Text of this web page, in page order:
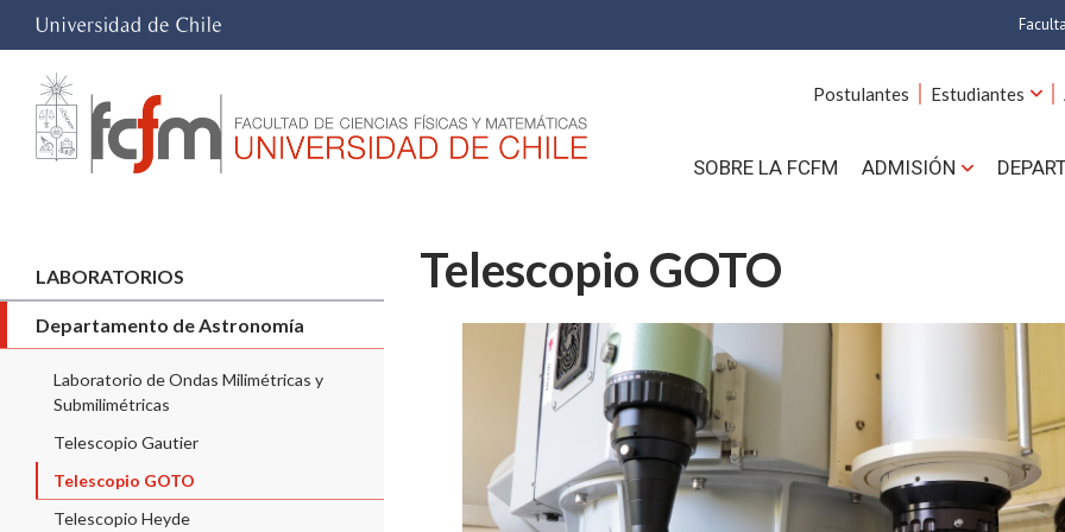
Postulantes Estudiantes
SOBRE LA FCFM ADMISIÓN
LABORATORIOS
Departamento de Astronomía
Laboratorio de Ondas Milimétricas y
Submilimétricas
Telescopio Gautier
Telescopio GOTO
Telescopio Heyde
Telescopio GOTO